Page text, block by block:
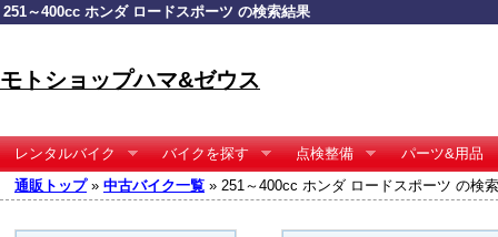
251～400cc ホンダ ロードスポーツ の検索結果
モトショップハマ&ゼウス
レンタルバイク バイクを探す 点検整備
パーツ&用品
通販トップ» 中古バイク一覧 » 251～400cc ホンダ ロードスポーツ の検